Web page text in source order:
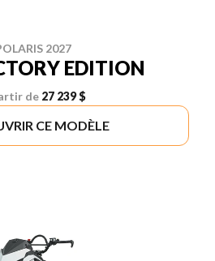
2027
EDITION
de 27 239 $
CE MODÈLE